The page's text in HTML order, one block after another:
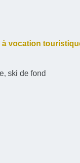
vocation
ski de fond